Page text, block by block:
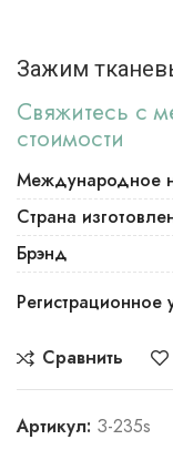
Зажим
Свяжитесь с
стоимости
Международное
Страна
Брэнд
Регистрационное
Сравнить
Артикул: З-235s